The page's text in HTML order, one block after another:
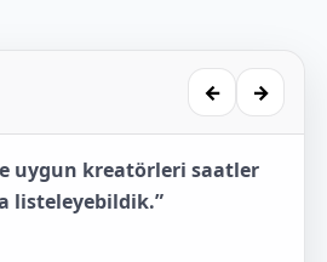
← →
uygun kreatörleri saatler
listeleyebildik.”